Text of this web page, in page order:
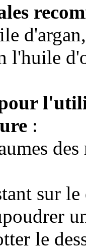
l'huile
:
sur le
le